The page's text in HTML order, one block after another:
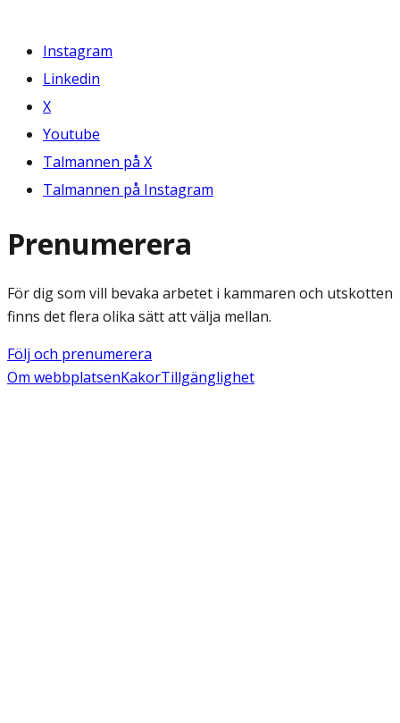
Instagram
Linkedin
X
Youtube
Talmannen på X
Talmannen på Instagram
Prenumerera
För dig som vill bevaka arbetet i kammaren och utskotten
finns det flera olika sätt att välja mellan.
Följ och prenumerera
Om webbplatsenKakorTillgänglighet